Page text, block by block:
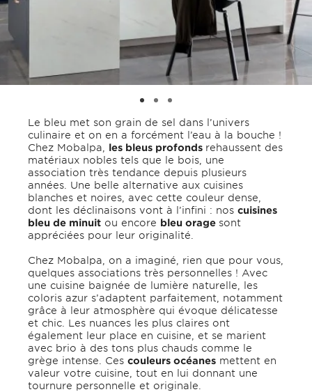
Le bleu met son grain de sel dans l’univers
culinaire et on en a forcément l’eau à la bouche !
Chez Mobalpa, les bleus profonds rehaussent des
matériaux nobles tels que le bois, une
association très tendance depuis plusieurs
années. Une belle alternative aux cuisines
blanches et noires, avec cette couleur dense,
dont les déclinaisons vont à l’infini : nos cuisines
bleu de minuit ou encore bleu orage sont
appréciées pour leur originalité.
Chez Mobalpa, on a imaginé, rien que pour vous,
quelques associations très personnelles ! Avec
une cuisine baignée de lumière naturelle, les
coloris azur s’adaptent parfaitement, notamment
grâce à leur atmosphère qui évoque délicatesse
et chic. Les nuances les plus claires ont
également leur place en cuisine, et se marient
avec brio à des tons plus chauds comme le
grège intense. Ces couleurs océanes mettent en
valeur votre cuisine, tout en lui donnant une
tournure personnelle et originale.